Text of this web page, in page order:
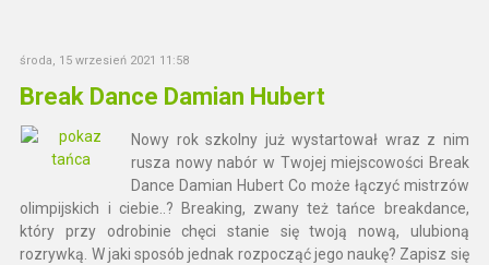
środa, 15 wrzesień 2021 11:58
Break Dance Damian Hubert
Nowy rok szkolny już wystartował wraz z nim
rusza nowy nabór w Twojej miejscowości Break
Dance Damian Hubert Co może łączyć mistrzów
olimpijskich i ciebie..? Breaking, zwany też tańce breakdance,
który przy odrobinie chęci stanie się twoją nową, ulubioną
rozrywką. W jaki sposób jednak rozpocząć jego naukę? Zapisz się